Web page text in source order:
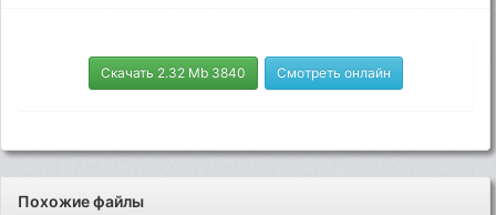
Скачать 2.32 Mb 3840 Смотреть онлайн
Похожие файлы